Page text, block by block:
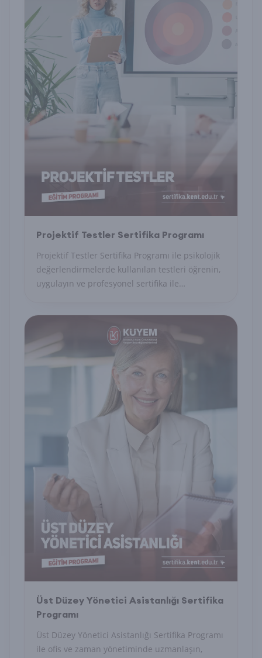
Projektif Testler Sertifika Programı
Projektif Testler Sertifika Programı ile psikolojik
değerlendirmelerde kullanılan testleri öğrenin,
uygulayın ve profesyonel sertifika ile
Üst Düzey Yönetici Asistanlığı Sertifika
Programı
Üst Düzey Yönetici Asistanlığı Sertifika Programı
ile ofis ve zaman yönetiminde uzmanlaşın,